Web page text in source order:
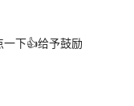
下👍给予鼓励